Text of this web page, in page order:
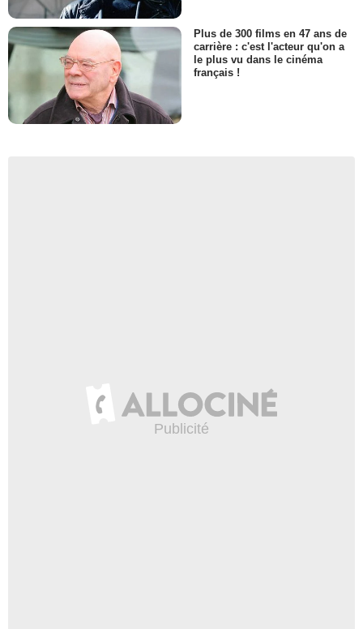
Plus de 300 films en 47 ans de
carrière : c'est l'acteur qu'on a
le plus vu dans le cinéma
français !